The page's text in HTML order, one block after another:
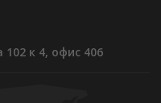
к 4, офис 406